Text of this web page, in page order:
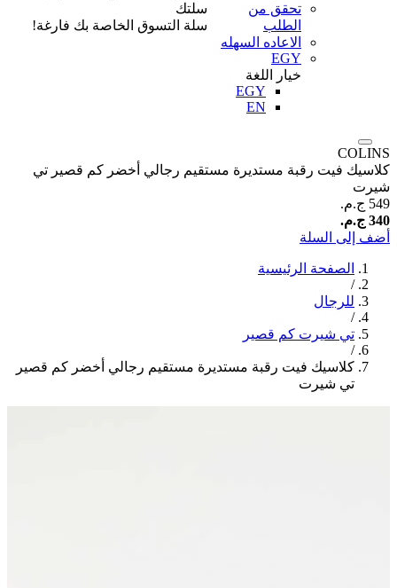
تحقق من
الطلب
الاعاده السهله
EGY
خيار اللغة
EGY
EN
سلتك
سلة التسوق الخاصة بك فارغة!
COLINS
كلاسيك فيت رقبة مستديرة مستقيم رجالي أخضر كم قصير تي
شيرت
549 ج.م.‏
340 ج.م.‏
أضف إلى السلة
الصفحة الرئيسية
/
للرجال
/
تي شيرت كم قصير
/
كلاسيك فيت رقبة مستديرة مستقيم رجالي أخضر كم قصير
تي شيرت